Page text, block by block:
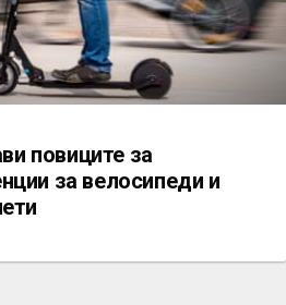
повиците за
за велосипеди и